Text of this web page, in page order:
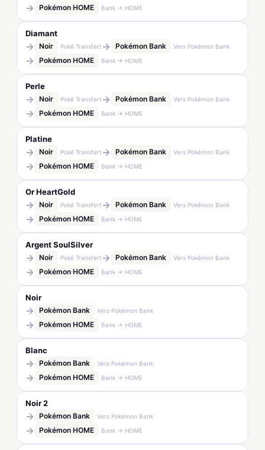
→ Pokémon HOME Bank → HOME
Diamant
→ Noir Poké Transfert → Pokémon Bank Vers Pokémon Bank
→ Pokémon HOME Bank → HOME
Perle
→ Noir Poké Transfert → Pokémon Bank Vers Pokémon Bank
→ Pokémon HOME Bank → HOME
Platine
→ Noir Poké Transfert → Pokémon Bank Vers Pokémon Bank
→ Pokémon HOME Bank → HOME
Or HeartGold
→ Noir Poké Transfert → Pokémon Bank Vers Pokémon Bank
→ Pokémon HOME Bank → HOME
Argent SoulSilver
→ Noir Poké Transfert → Pokémon Bank Vers Pokémon Bank
→ Pokémon HOME Bank → HOME
Noir
→ Pokémon Bank Vers Pokémon Bank
→ Pokémon HOME Bank → HOME
Blanc
→ Pokémon Bank Vers Pokémon Bank
→ Pokémon HOME Bank → HOME
Noir 2
→ Pokémon Bank Vers Pokémon Bank
→ Pokémon HOME Bank → HOME